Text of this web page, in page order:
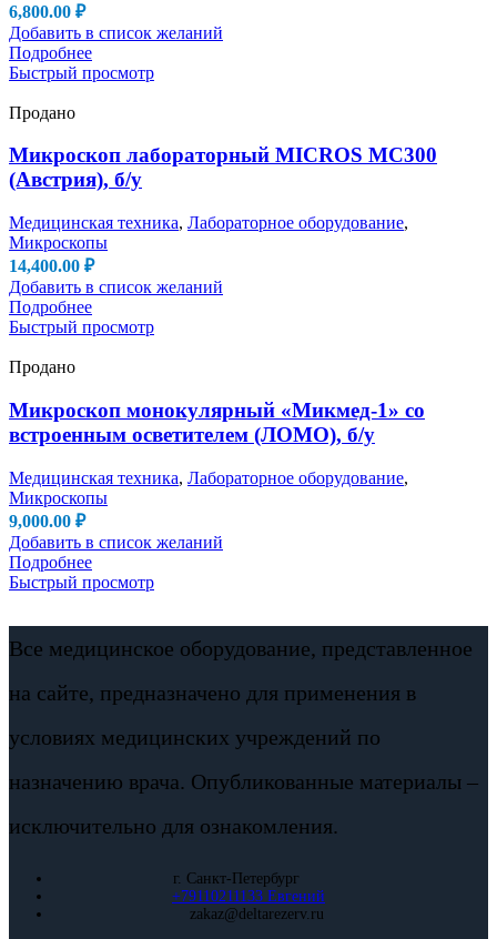
6,800.00 ₽
Добавить в список желаний
Подробнее
Быстрый просмотр
Продано
Микроскоп лабораторный MICROS MC300
(Австрия), б/у
Медицинская техника, Лабораторное оборудование,
Микроскопы
14,400.00 ₽
Добавить в список желаний
Подробнее
Быстрый просмотр
Продано
Микроскоп монокулярный «Микмед-1» со
встроенным осветителем (ЛОМО), б/у
Медицинская техника, Лабораторное оборудование,
Микроскопы
9,000.00 ₽
Добавить в список желаний
Подробнее
Быстрый просмотр
Все медицинское оборудование, представленное
на сайте, предназначено для применения в
условиях медицинских учреждений по
назначению врача. Опубликованные материалы –
исключительно для ознакомления.
г. Санкт-Петербург
+79110211133 Евгений
zakaz@deltarezerv.ru